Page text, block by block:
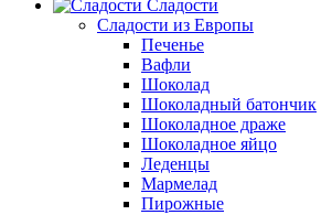
Сладости
Сладости из Европы
Печенье
Вафли
Шоколад
Шоколадный батончик
Шоколадное драже
Шоколадное яйцо
Леденцы
Мармелад
Пирожные